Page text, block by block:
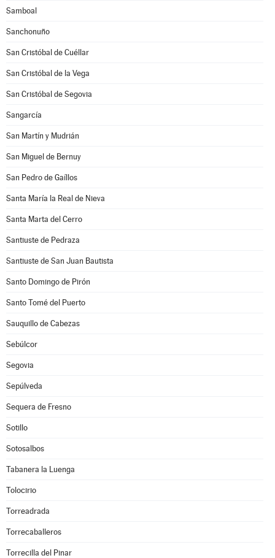
Samboal
Sanchonuño
San Cristóbal de Cuéllar
San Cristóbal de la Vega
San Cristóbal de Segovia
Sangarcía
San Martín y Mudrián
San Miguel de Bernuy
San Pedro de Gaíllos
Santa María la Real de Nieva
Santa Marta del Cerro
Santiuste de Pedraza
Santiuste de San Juan Bautista
Santo Domingo de Pirón
Santo Tomé del Puerto
Sauquillo de Cabezas
Sebúlcor
Segovia
Sepúlveda
Sequera de Fresno
Sotillo
Sotosalbos
Tabanera la Luenga
Tolocirio
Torreadrada
Torrecaballeros
Torrecilla del Pinar